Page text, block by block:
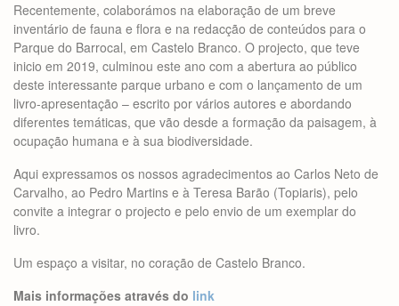
Recentemente, colaborámos na elaboração de um breve
inventário de fauna e flora e na redacção de conteúdos para o
Parque do Barrocal, em Castelo Branco. O projecto, que teve
inicio em 2019, culminou este ano com a abertura ao público
deste interessante parque urbano e com o lançamento de um
livro-apresentação – escrito por vários autores e abordando
diferentes temáticas, que vão desde a formação da paisagem, à
ocupação humana e à sua biodiversidade.
Aqui expressamos os nossos agradecimentos ao Carlos Neto de
Carvalho, ao Pedro Martins e à Teresa Barão (Topiaris), pelo
convite a integrar o projecto e pelo envio de um exemplar do
livro.
Um espaço a visitar, no coração de Castelo Branco.
Mais informações através do link